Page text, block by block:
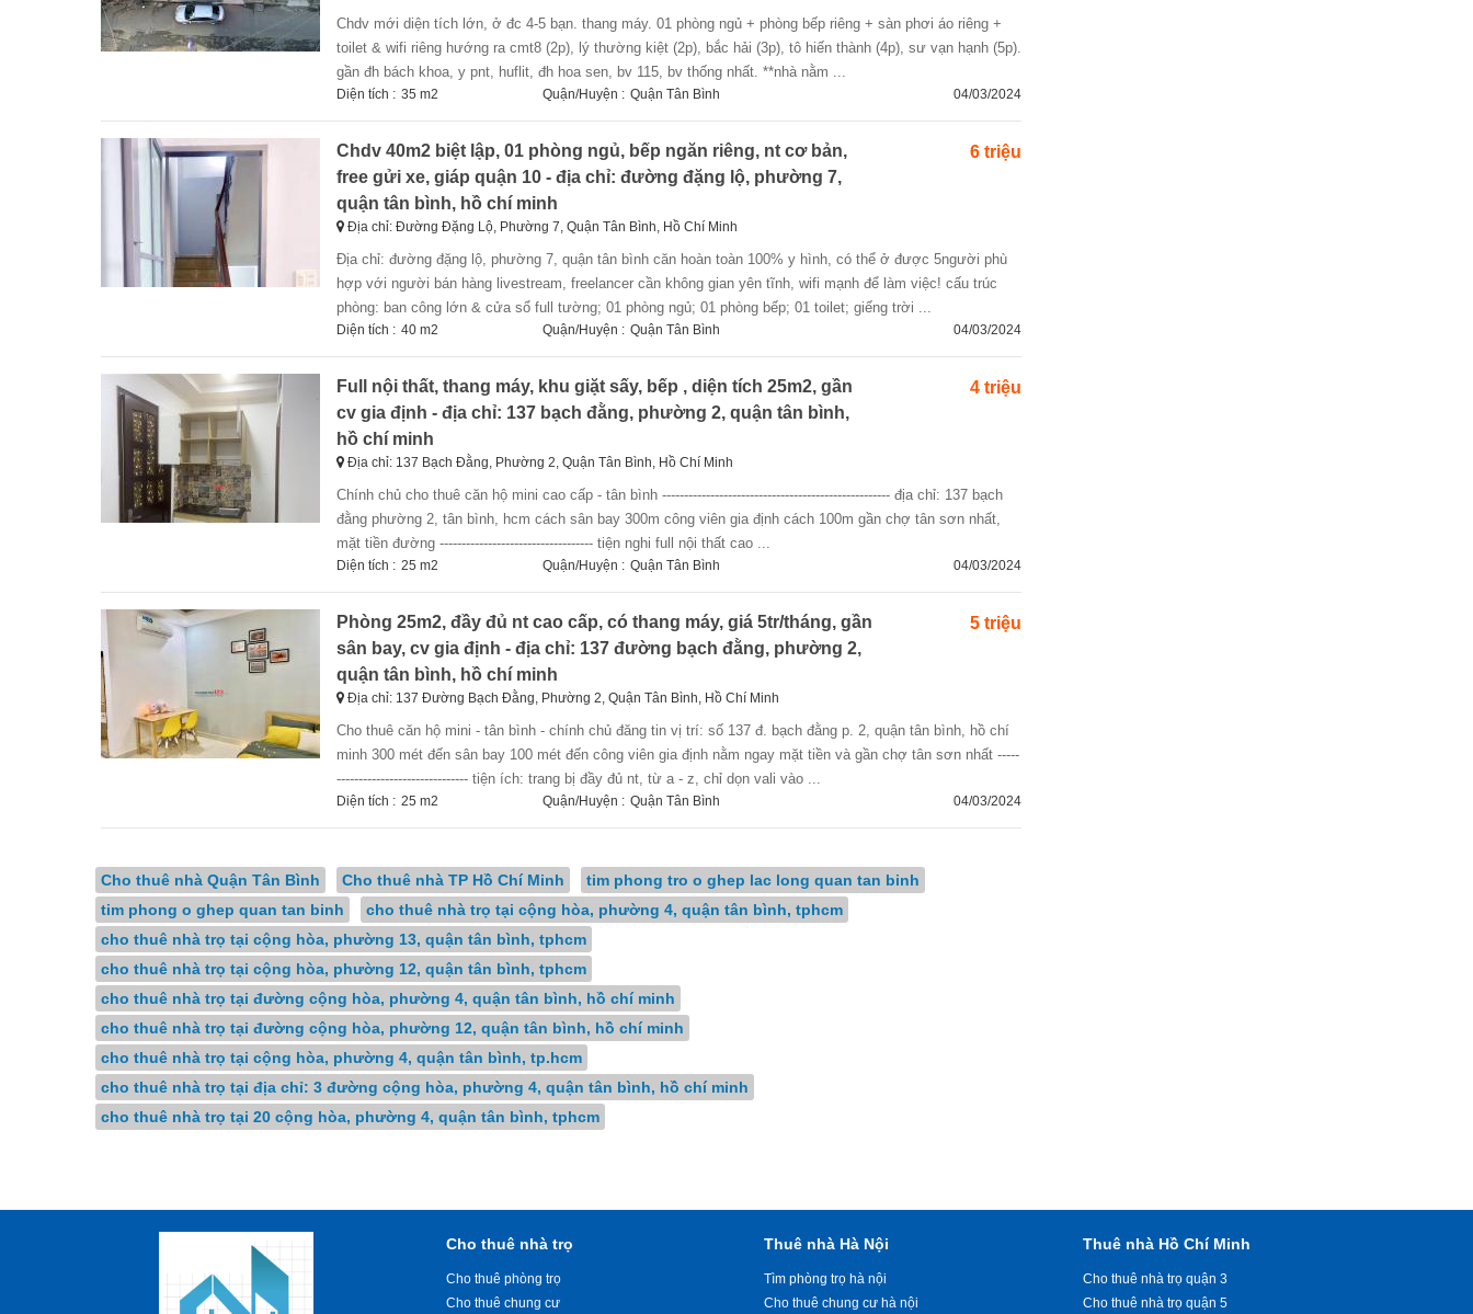
chdv mới diện tích lớn, ở đc 4-5 bạn. thang máy. 01 phòng ngủ + phòng bếp riêng + sàn phơi áo riêng +
toilet & wifi riêng hướng ra cmt8 (2p), lý thường kiệt (2p), bắc hải (3p), tô hiến thành (4p), sư vạn hạnh (5p).
gần đh bách khoa, y pnt, huflit, đh hoa sen, bv 115, bv thống nhất. **nhà nằm ...
Diện tích : 35 m2 Quận/Huyện : Quận Tân Bình 04/03/2024
6 triệu
Chdv 40m2 biệt lập, 01 phòng ngủ, bếp ngăn riêng, nt cơ bản,
free gửi xe, giáp quận 10 - địa chỉ: đường đặng lộ, phường 7,
quận tân bình, hồ chí minh
Địa chỉ: Đường Đặng Lộ, Phường 7, Quận Tân Bình, Hồ Chí Minh
địa chỉ: đường đặng lộ, phường 7, quận tân bình căn hoàn toàn 100% y hình, có thể ở được 5người phù
hợp với người bán hàng livestream, freelancer cần không gian yên tĩnh, wifi mạnh để làm việc! cấu trúc
phòng: ban công lớn & cửa sổ full tường; 01 phòng ngủ; 01 phòng bếp; 01 toilet; giếng trời ...
Diện tích : 40 m2 Quận/Huyện : Quận Tân Bình 04/03/2024
4 triệu
Full nội thất, thang máy, khu giặt sấy, bếp , diện tích 25m2, gần
cv gia định - địa chỉ: 137 bạch đằng, phường 2, quận tân bình,
hồ chí minh
Địa chỉ: 137 Bạch Đằng, Phường 2, Quận Tân Bình, Hồ Chí Minh
chính chủ cho thuê căn hộ mini cao cấp - tân bình ---------------------------------------------------- địa chỉ: 137 bạch
đằng phường 2, tân bình, hcm cách sân bay 300m công viên gia định cách 100m gần chợ tân sơn nhất,
mặt tiền đường ----------------------------------- tiện nghi full nội thất cao ...
Diện tích : 25 m2 Quận/Huyện : Quận Tân Bình 04/03/2024
5 triệu
Phòng 25m2, đầy đủ nt cao cấp, có thang máy, giá 5tr/tháng, gần
sân bay, cv gia định - địa chỉ: 137 đường bạch đằng, phường 2,
quận tân bình, hồ chí minh
Địa chỉ: 137 Đường Bạch Đằng, Phường 2, Quận Tân Bình, Hồ Chí Minh
cho thuê căn hộ mini - tân bình - chính chủ đăng tin vị trí: số 137 đ. bạch đằng p. 2, quận tân bình, hồ chí
minh 300 mét đến sân bay 100 mét đến công viên gia định nằm ngay mặt tiền và gần chợ tân sơn nhất -----
------------------------------ tiện ích: trang bị đầy đủ nt, từ a - z, chỉ dọn vali vào ...
Diện tích : 25 m2 Quận/Huyện : Quận Tân Bình 04/03/2024
Cho thuê nhà Quận Tân Bình Cho thuê nhà TP Hồ Chí Minh
tim phong tro o ghep lac long quan tan binh
tim phong o ghep quan tan binh
cho thuê nhà trọ tại cộng hòa, phường 4, quận tân bình, tphcm
cho thuê nhà trọ tại cộng hòa, phường 13, quận tân bình, tphcm
cho thuê nhà trọ tại cộng hòa, phường 12, quận tân bình, tphcm
cho thuê nhà trọ tại đường cộng hòa, phường 4, quận tân bình, hồ chí minh
cho thuê nhà trọ tại đường cộng hòa, phường 12, quận tân bình, hồ chí minh
cho thuê nhà trọ tại cộng hòa, phường 4, quận tân bình, tp.hcm
cho thuê nhà trọ tại địa chỉ: 3 đường cộng hòa, phường 4, quận tân bình, hồ chí minh
cho thuê nhà trọ tại 20 cộng hòa, phường 4, quận tân bình, tphcm
Cho thuê nhà trọ
Cho thuê phòng trọ
Cho thuê chung cư
Thuê nhà Hà Nội
Tìm phòng trọ hà nội
Cho thuê chung cư hà nội
Thuê nhà Hồ Chí Minh
Cho thuê nhà trọ quận 3
Cho thuê nhà trọ quận 5